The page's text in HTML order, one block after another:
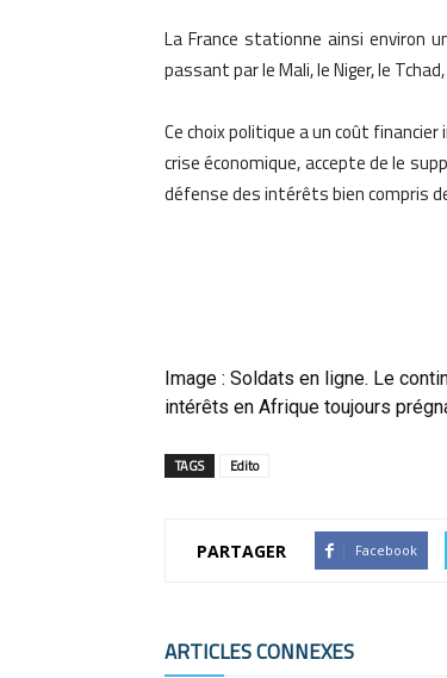
La France stationne ainsi environ
passant par le Mali, le Niger, le
Ce choix politique a un coût
crise économique, accepte de le
défense des intérêts bien compris
Image : Soldats en ligne. Le
intérêts en Afrique toujours
TAGS Edito
PARTAGER Facebook
ARTICLES CONNEXES